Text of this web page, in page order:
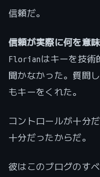
信頼だ。
信頼が実際に何を意
Florianはキーを技術
聞かなかった。質問
もキーをくれた。
コントロールが十分
十分だったからだ。
彼はこのブログのす